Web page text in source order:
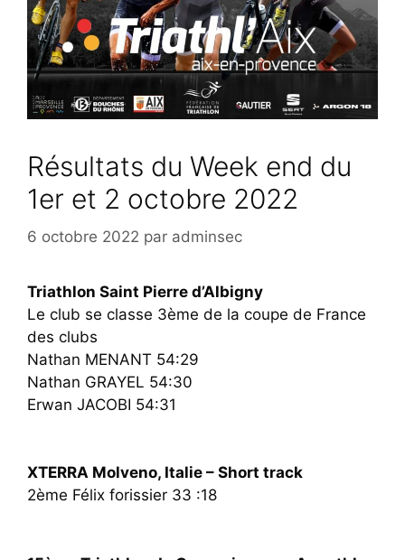
Résultats du Week end du
1er et 2 octobre 2022
6 octobre 2022 par adminsec
Triathlon Saint Pierre d’Albigny
Le club se classe 3ème de la coupe de France
des clubs
Nathan MENANT 54:29
Nathan GRAYEL 54:30
Erwan JACOBI 54:31
XTERRA Molveno, Italie – Short track
2ème Félix forissier 33 :18